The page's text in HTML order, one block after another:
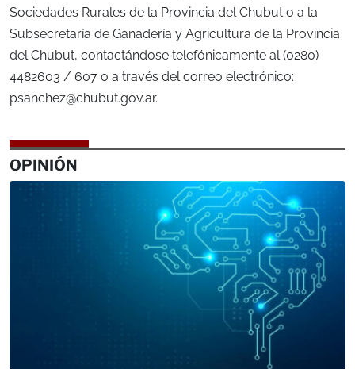
Sociedades Rurales de la Provincia del Chubut o a la
Subsecretaría de Ganadería y Agricultura de la Provincia
del Chubut, contactándose telefónicamente al (0280)
4482603 / 607 o a través del correo electrónico:
psanchez@chubut.gov.ar.
OPINIÓN